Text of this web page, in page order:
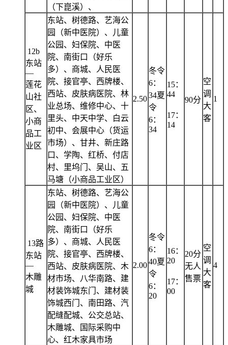
（下崑溪）、
12b
东站
—
莲花
山社
区、
小商
品工
业区
东站、树德路、艺海公
园（新中医院）、儿童
公园、妇保院、中医
院、南街口（好乐
多）、商城、人民医
院、接官亭、西牌楼、
西站、皮肤病医院、林
业总场、维修中心、十
里头、中天中学、白云
初中、会展中心（货运
市场）、甘井、新庄路
口、学陶、红桥、付店
村、里坞门、吴山、五
马塘（小商品工业区）
2.50
冬令
6：
34夏
令
6：
34
15：
44
17：
14
90分
空
调
大
客
1
13路
东站
—
木雕
城
东站、树德路、艺海公
园（新中医院）、儿童
公园、妇保院、中医
院、南街口（好乐
多）、商城、人民医
院、接官亭、西牌楼、
西站、皮肤病医院、木
材市场、八华南路、建
材装饰城东门、建材装
饰城西门、南田路、汽
配缝配城、公交总站、
木雕城、国际采购中
心、红木家具市场
2.00
冬令
6：
40夏
令
6：
20
16：
20
17：
00
20分
无人
售票
空
调
大
客
4